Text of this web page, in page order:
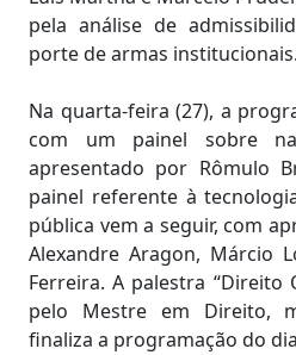
pela análise de
porte de armas institucionais.
Na quarta-feira (27), a
com um painel sobre
apresentado por Rômulo
painel referente à
pública vem a seguir, com
Alexandre Aragon, Márcio
Ferreira. A palestra “Direito
pelo Mestre em Direito,
finaliza a programação do